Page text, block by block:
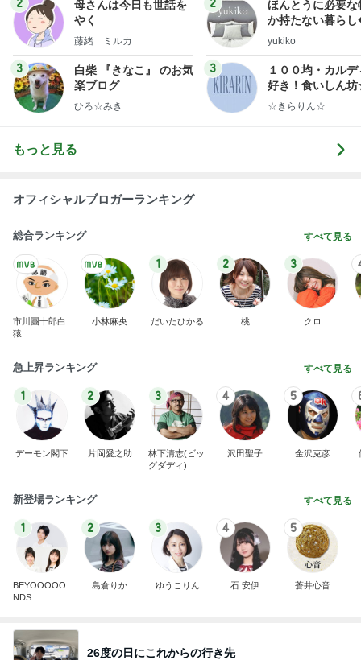
2
母さんは今日も世話を
やく
藤緒 ミルカ
3
白柴 『きなこ』 のお気
楽ブログ
ひろ☆みき
2
ほんとうに必要な
か持たない暮ら
ep Life Simple◆
yukiko
3
１００均・カルデ
好き！食いしん
らりん☆のブログ
☆きらりん☆
もっと見る
オフィシャルブロガーランキング
総合ランキング すべて見る
市川團十郎白
猿
小林麻央
1
だいたひかる
2
桃
3
クロ
急上昇ランキング すべて見る
1
デーモン閣下
2
片岡愛之助
3
林下清志(ビッ
グダディ)
4
沢田聖子
5
金沢克彦
新登場ランキング すべて見る
1
BEYOOOOO
NDS
2
島倉りか
3
ゆうこりん
4
石 安伊
5
蒼井心音
26度の日にこれからの行き先